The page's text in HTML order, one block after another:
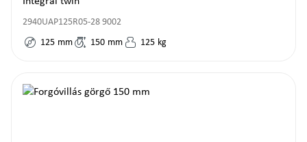
2940UAP125R05-28 9002
125 mm 150 mm 125 kg